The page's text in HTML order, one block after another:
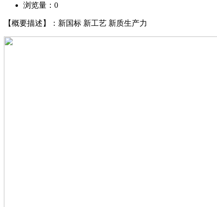
浏览量： 0
【概要描述】：新国标 新工艺 新质生产力